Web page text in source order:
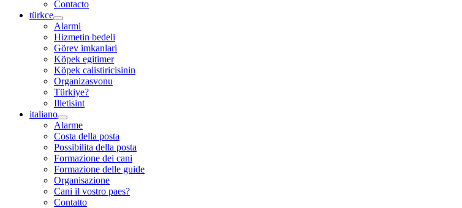
Contacto
türkce
Alarmi
Hizmetin bedeli
Görev imkanlari
Köpek egitimer
Köpek calistiricisinin
Organizasvonu
Türkiye?
Illetisint
italiano
Alarme
Costa della posta
Possibilita della posta
Formazione dei cani
Formazione delle guide
Organisazione
Cani il vostro paes?
Contatto